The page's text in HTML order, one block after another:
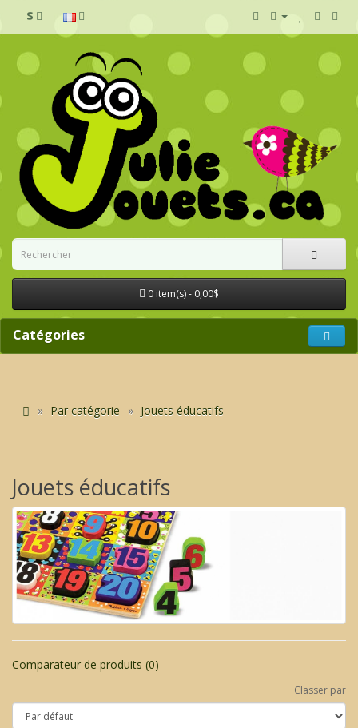
$
0 item(s) - 0,00$
Catégories
Par catégorie Jouets éducatifs
Jouets éducatifs
Comparateur de produits (0)
Classer par